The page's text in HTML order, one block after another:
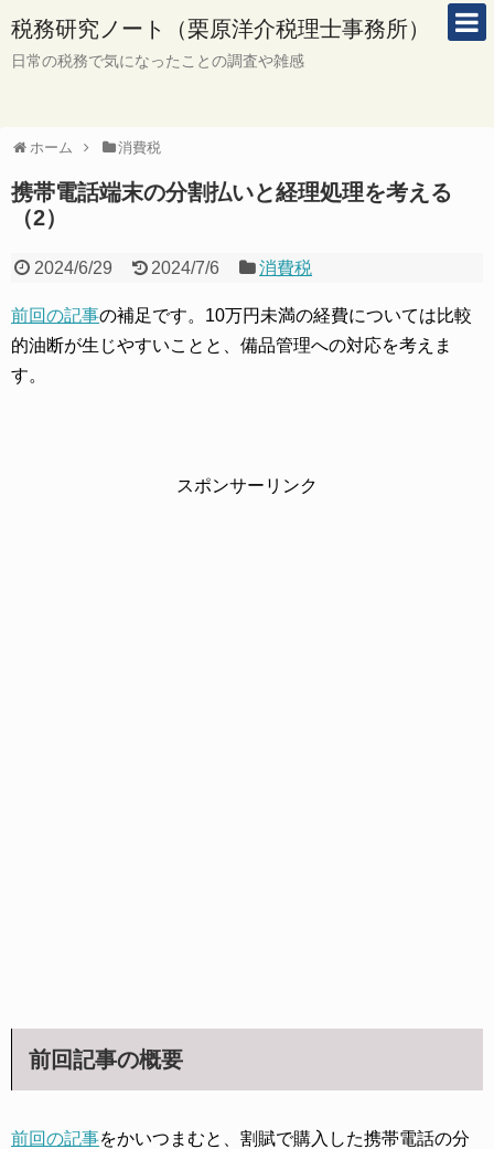
税務研究ノート（栗原洋介税理士事務所）
日常の税務で気になったことの調査や雑感
ホーム 消費税
携帯電話端末の分割払いと経理処理を考える
（2）
2024/6/29 2024/7/6 消費税
前回の記事の補足です。10万円未満の経費については比較
的油断が生じやすいことと、備品管理への対応を考えま
す。
スポンサーリンク
前回記事の概要
前回の記事をかいつまむと、割賦で購入した携帯電話の分